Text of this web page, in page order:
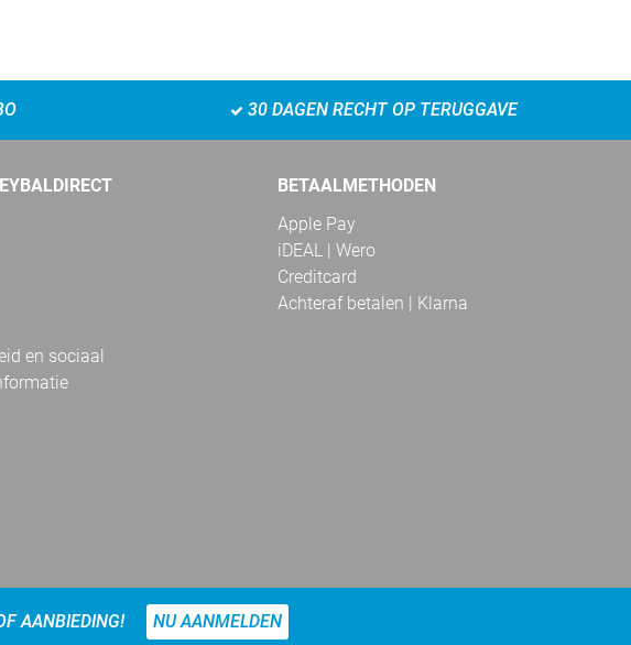
30 DAGEN RECHT OP TERUGGAVE
en sociaal
BETAALMETHODEN
Apple Pay
iDEAL | Wero
Creditcard
Achteraf betalen | Klarna
AANBIEDING! NU AANMELDEN